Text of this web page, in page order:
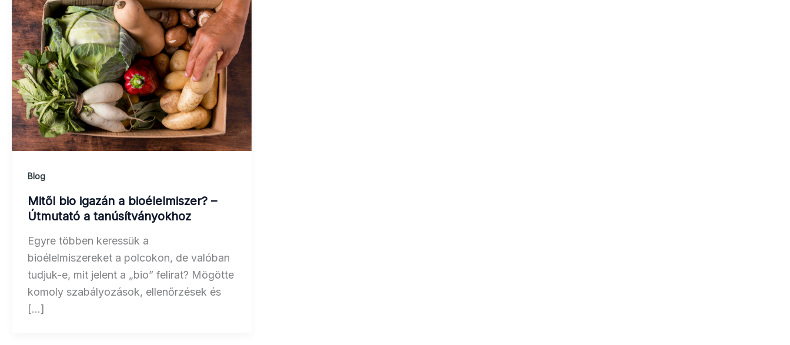
Blog
Mitől bio igazán a bioélelmiszer? –
Útmutató a tanúsítványokhoz
Egyre többen keressük a
bioélelmiszereket a polcokon, de valóban
tudjuk-e, mit jelent a „bio” felirat? Mögötte
komoly szabályozások, ellenőrzések és
[…]